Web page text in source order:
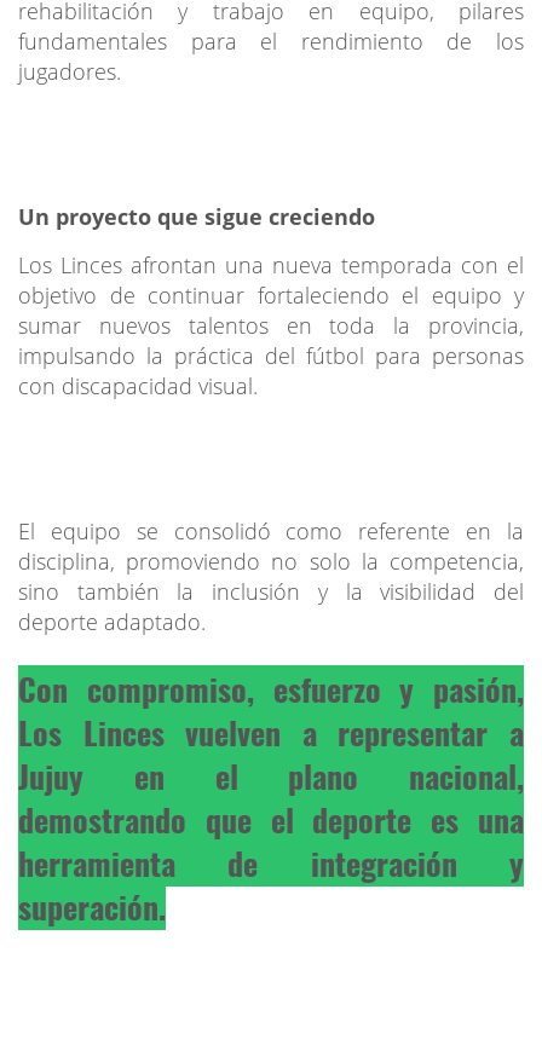
rehabilitación y trabajo en equipo, pilares
fundamentales para el rendimiento de los
jugadores.
Un proyecto que sigue creciendo
Los Linces afrontan una nueva temporada con el
objetivo de continuar fortaleciendo el equipo y
sumar nuevos talentos en toda la provincia,
impulsando la práctica del fútbol para personas
con discapacidad visual.
El equipo se consolidó como referente en la
disciplina, promoviendo no solo la competencia,
sino también la inclusión y la visibilidad del
deporte adaptado.
Con compromiso, esfuerzo y pasión,
Los Linces vuelven a representar a
Jujuy en el plano nacional,
demostrando que el deporte es una
herramienta de integración y
superación.